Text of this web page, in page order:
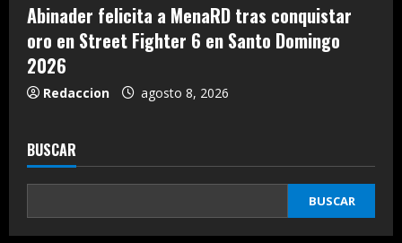
Abinader felicita a MenaRD tras conquistar
oro en Street Fighter 6 en Santo Domingo
2026
Redaccion agosto 8, 2026
BUSCAR
BUSCAR